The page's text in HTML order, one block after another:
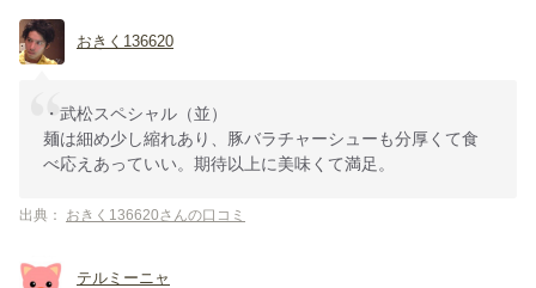
おきく136620
・武松スペシャル（並）
麺は細め少し縮れあり、豚バラチャーシューも分厚くて食
べ応えあっていい。期待以上に美味くて満足。
出典： おきく136620さんの口コミ
テルミーニャ